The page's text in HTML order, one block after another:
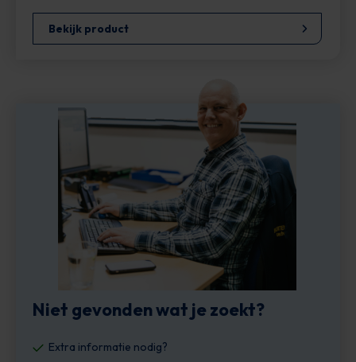
Bekijk product
Niet gevonden wat je zoekt?
Extra informatie nodig?